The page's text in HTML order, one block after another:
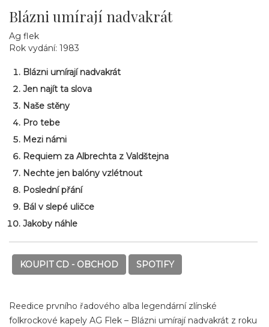
Blázni umírají nadvakrát
Ag flek
Rok vydání: 1983
Blázni umírají nadvakrát
Jen najít ta slova
Naše stěny
Pro tebe
Mezi námi
Requiem za Albrechta z Valdštejna
Nechte jen balóny vzlétnout
Poslední přání
Bál v slepé uličce
Jakoby náhle
KOUPIT CD - OBCHOD SPOTIFY
Reedice prvního řadového alba legendární zlínské
folkrockové kapely AG Flek – Blázni umírají nadvakrát z roku